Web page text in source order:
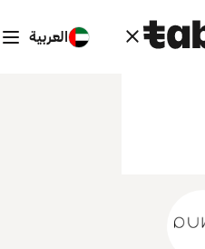
العربية